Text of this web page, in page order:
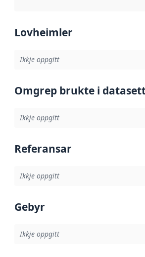
Lovheimler
Ikkje oppgitt
Omgrep brukte i
Ikkje oppgitt
Referansar
Ikkje oppgitt
Gebyr
Ikkje oppgitt